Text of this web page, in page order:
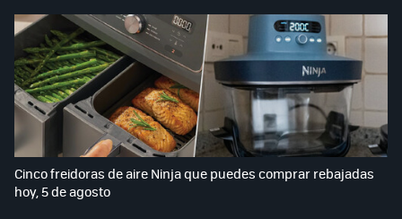
Cinco freidoras de aire Ninja que puedes comprar rebajadas
hoy, 5 de agosto